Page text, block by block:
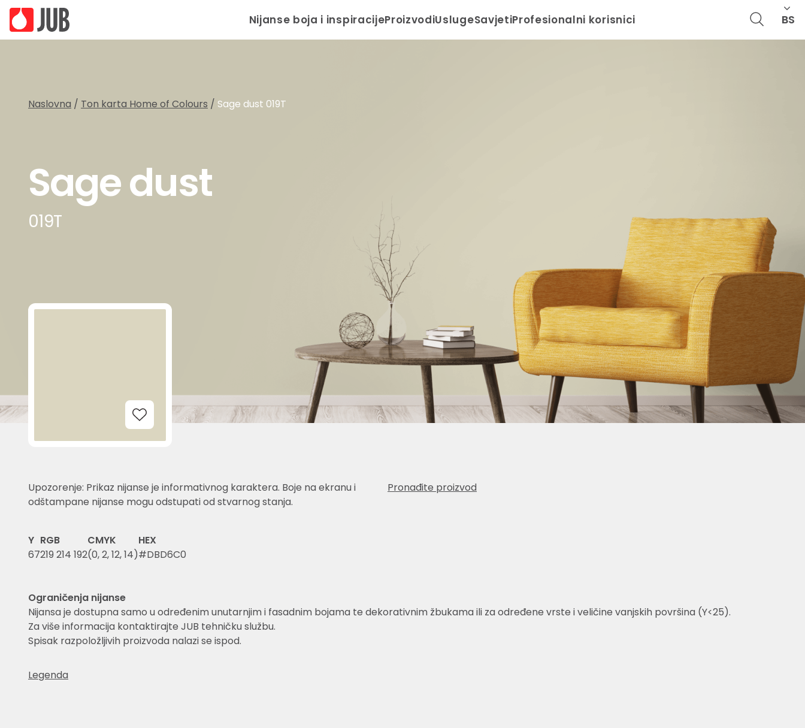
Nijanse boja i inspiracijeProizvodiUslugeSavjetiProfesionalni korisnici BS
Naslovna / Ton karta Home of Colours / Sage dust 019T
Sage dust
019T
Add to Wishlist
Upozorenje: Prikaz nijanse je informativnog karaktera. Boje na ekranu i
odštampane nijanse mogu odstupati od stvarnog stanja.
Pronađite proizvod
Y
67
RGB
219 214 192
CMYK
(0, 2, 12, 14)
HEX
#DBD6C0
Ograničenja nijanse
Nijansa je dostupna samo u određenim unutarnjim i fasadnim bojama te dekorativnim žbukama ili za određene vrste i veličine vanjskih površina (Y<25).
Za više informacija kontaktirajte JUB tehničku službu.
Spisak razpoložljivih proizvoda nalazi se ispod.
Legenda